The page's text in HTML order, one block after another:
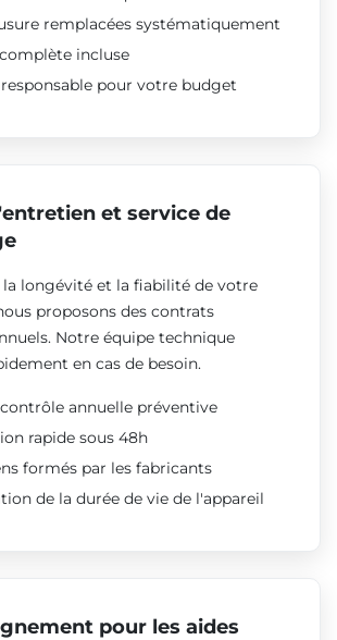
remplacées systématiquement
incluse
pour votre budget
et service de
la longévité et la fiabilité de votre
proposons des contrats
Notre équipe technique
en cas de besoin.
annuelle préventive
rapide sous 48h
formés par les fabricants
de la durée de vie de l'appareil
pour les aides